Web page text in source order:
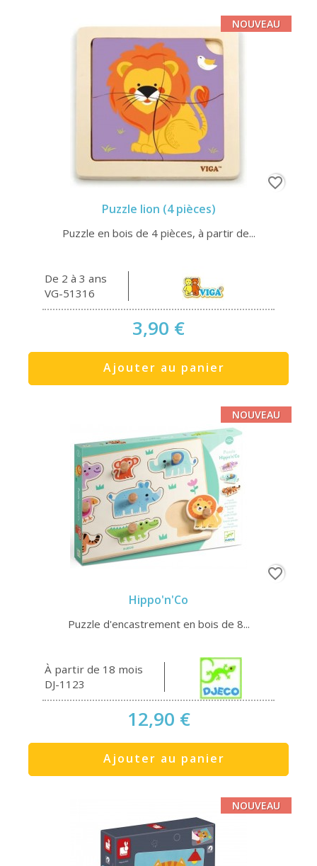
Puzzle lion (4 pièces)
Puzzle en bois de 4 pièces, à partir de...
De 2 à 3 ans
VG-51316
3,90 €
Ajouter au panier
NOUVEAU
favorite_border
Hippo'n'Co
Puzzle d'encastrement en bois de 8...
À partir de 18 mois
DJ-1123
12,90 €
Ajouter au panier
NOUVEAU
favorite_border
NOUVEAU